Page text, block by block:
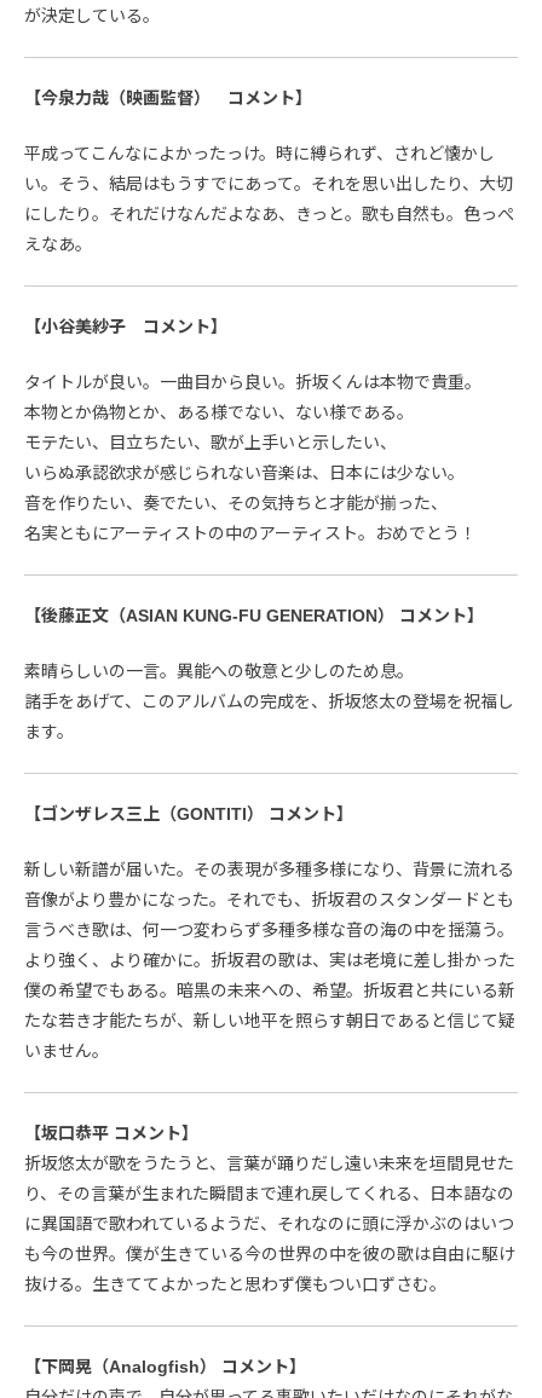
が決定している。
【今泉力哉（映画監督） コメント】
平成ってこんなによかったっけ。時に縛られず、されど懐かし
い。そう、結局はもうすでにあって。それを思い出したり、大切
にしたり。それだけなんだよなあ、きっと。歌も自然も。色っぺ
えなあ。
【小谷美紗子 コメント】
タイトルが良い。一曲目から良い。折坂くんは本物で貴重。
本物とか偽物とか、ある様でない、ない様である。
モテたい、目立ちたい、歌が上手いと示したい、
いらぬ承認欲求が感じられない音楽は、日本には少ない。
音を作りたい、奏でたい、その気持ちと才能が揃った、
名実ともにアーティストの中のアーティスト。おめでとう！
【後藤正文（ASIAN KUNG-FU GENERATION） コメント】
素晴らしいの一言。異能への敬意と少しのため息。
諸手をあげて、このアルバムの完成を、折坂悠太の登場を祝福し
ます。
【ゴンザレス三上（GONTITI） コメント】
新しい新譜が届いた。その表現が多種多様になり、背景に流れる
音像がより豊かになった。それでも、折坂君のスタンダードとも
言うべき歌は、何一つ変わらず多種多様な音の海の中を揺蕩う。
より強く、より確かに。折坂君の歌は、実は老境に差し掛かった
僕の希望でもある。暗黒の未来への、希望。折坂君と共にいる新
たな若き才能たちが、新しい地平を照らす朝日であると信じて疑
いません。
【坂口恭平 コメント】
折坂悠太が歌をうたうと、言葉が踊りだし遠い未来を垣間見せた
り、その言葉が生まれた瞬間まで連れ戻してくれる、日本語なの
に異国語で歌われているようだ、それなのに頭に浮かぶのはいつ
も今の世界。僕が生きている今の世界の中を彼の歌は自由に駆け
抜ける。生きててよかったと思わず僕もつい口ずさむ。
【下岡晃（Analogfish） コメント】